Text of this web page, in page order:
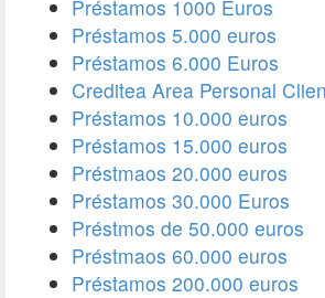
Préstamos 1000 Euros
Préstamos 5.000 euros
Préstamos 6.000 Euros
Creditea Area Personal
Préstamos 10.000 euros
Préstamos 15.000 euros
Préstmaos 20.000 euros
Préstamos 30.000 Euros
Préstmos de 50.000 euros
Préstmaos 60.000 euros
Préstamos 200.000 euros